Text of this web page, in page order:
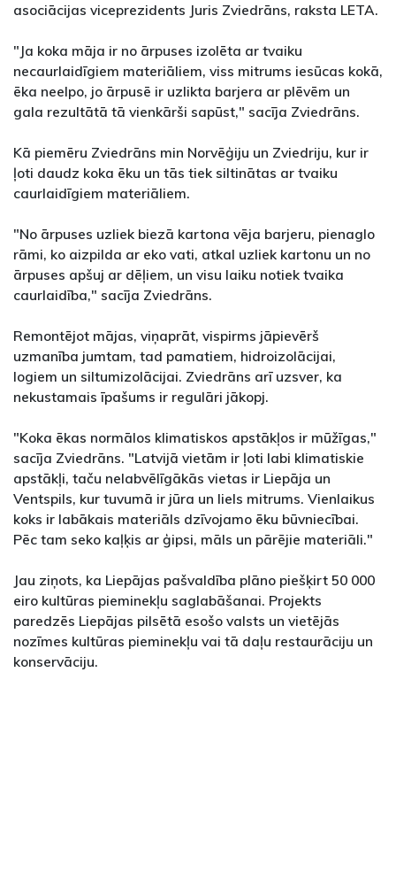
asociācijas viceprezidents Juris Zviedrāns, raksta LETA.
"Ja koka māja ir no ārpuses izolēta ar tvaiku
necaurlaidīgiem materiāliem, viss mitrums iesūcas kokā,
ēka neelpo, jo ārpusē ir uzlikta barjera ar plēvēm un
gala rezultātā tā vienkārši sapūst," sacīja Zviedrāns.
Kā piemēru Zviedrāns min Norvēģiju un Zviedriju, kur ir
ļoti daudz koka ēku un tās tiek siltinātas ar tvaiku
caurlaidīgiem materiāliem.
"No ārpuses uzliek biezā kartona vēja barjeru, pienaglo
rāmi, ko aizpilda ar eko vati, atkal uzliek kartonu un no
ārpuses apšuj ar dēļiem, un visu laiku notiek tvaika
caurlaidība," sacīja Zviedrāns.
Remontējot mājas, viņaprāt, vispirms jāpievērš
uzmanība jumtam, tad pamatiem, hidroizolācijai,
logiem un siltumizolācijai. Zviedrāns arī uzsver, ka
nekustamais īpašums ir regulāri jākopj.
"Koka ēkas normālos klimatiskos apstākļos ir mūžīgas,"
sacīja Zviedrāns. "Latvijā vietām ir ļoti labi klimatiskie
apstākļi, taču nelabvēlīgākās vietas ir Liepāja un
Ventspils, kur tuvumā ir jūra un liels mitrums. Vienlaikus
koks ir labākais materiāls dzīvojamo ēku būvniecībai.
Pēc tam seko kaļķis ar ģipsi, māls un pārējie materiāli."
Jau ziņots, ka Liepājas pašvaldība plāno piešķirt 50 000
eiro kultūras pieminekļu saglabāšanai. Projekts
paredzēs Liepājas pilsētā esošo valsts un vietējās
nozīmes kultūras pieminekļu vai tā daļu restaurāciju un
konservāciju.